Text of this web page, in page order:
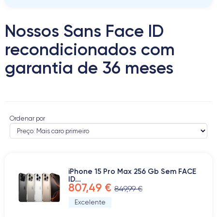
Nossos Sans Face ID
recondicionados com
garantia de 36 meses
Ordenar por
iPhone 15 Pro Max 256 Gb Sem FACE
ID...
807,49 € 849,99 €
Excelente